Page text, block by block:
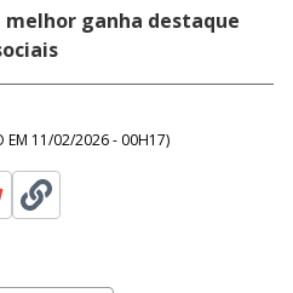
melhor ganha destaque
EM 11/02/2026 - 00H17)